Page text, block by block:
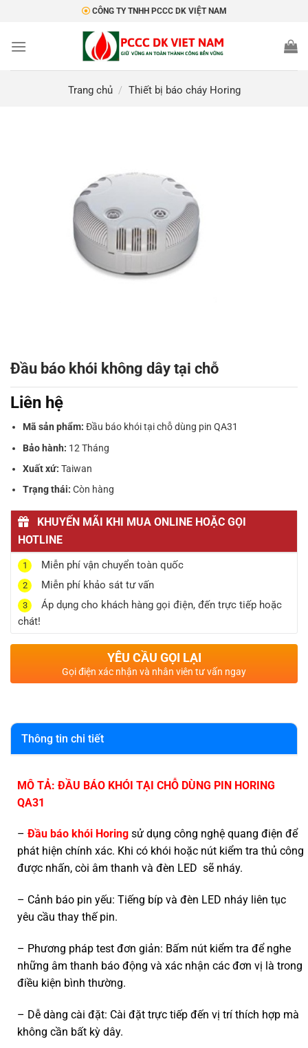
nội
CÔNG TY TNHH PCCC DK VIỆT NAM
Trang chủ / Thiết bị báo cháy Horing
Đầu báo khói không dây tại chỗ
Liên hệ
Mã sản phẩm: Đầu báo khói tại chỗ dùng pin QA31
Bảo hành: 12 Tháng
Xuất xứ: Taiwan
Trạng thái: Còn hàng
KHUYẾN MÃI KHI MUA ONLINE HOẶC GỌI
HOTLINE
1 Miễn phí vận chuyển toàn quốc
2 Miễn phí khảo sát tư vấn
3
Áp dụng cho khách hàng gọi điện, đến trực tiếp hoặc
chát!
YÊU CẦU GỌI LẠI
Gọi điện xác nhận và nhân viên tư vấn ngay
Thông tin chi tiết
MÔ TẢ: ĐẦU BÁO KHÓI TẠI CHỖ DÙNG PIN HORING
QA31
– Đầu báo khói Horing sử dụng công nghệ quang điện để
phát hiện chính xác. Khi có khói hoặc nút kiểm tra thủ công
được nhấn, còi âm thanh và đèn LED sẽ nháy.
– Cảnh báo pin yếu: Tiếng bíp và đèn LED nháy liên tục
yêu cầu thay thế pin.
– Phương pháp test đơn giản: Bấm nút kiểm tra để nghe
những âm thanh báo động và xác nhận các đơn vị là trong
điều kiện bình thường.
– Dễ dàng cài đặt: Cài đặt trực tiếp đến vị trí thích hợp mà
không cần bất kỳ dây.